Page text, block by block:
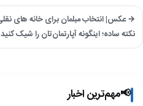
نکته ساده؛ اینگونه آپارتمان‌تان را شیک کنید
📢مهم‌ترین اخبار